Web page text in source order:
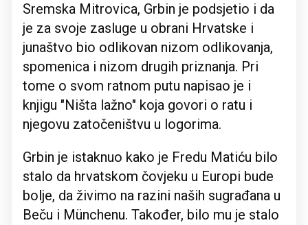
Sremska Mitrovica, Grbin je podsjetio i da
je za svoje zasluge u obrani Hrvatske i
junaštvo bio odlikovan nizom odlikovanja,
spomenica i nizom drugih priznanja. Pri
tome o svom ratnom putu napisao je i
knjigu "Ništa lažno" koja govori o ratu i
njegovu zatočeništvu u logorima.
Grbin je istaknuo kako je Fredu Matiću bilo
stalo da hrvatskom čovjeku u Europi bude
bolje, da živimo na razini naših sugrađana u
Beču i Münchenu. Također, bilo mu je stalo